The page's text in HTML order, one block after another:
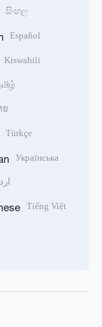
සිංහල
Español
Kiswahili
ย
Türkçe
Українська
Tiếng Việt